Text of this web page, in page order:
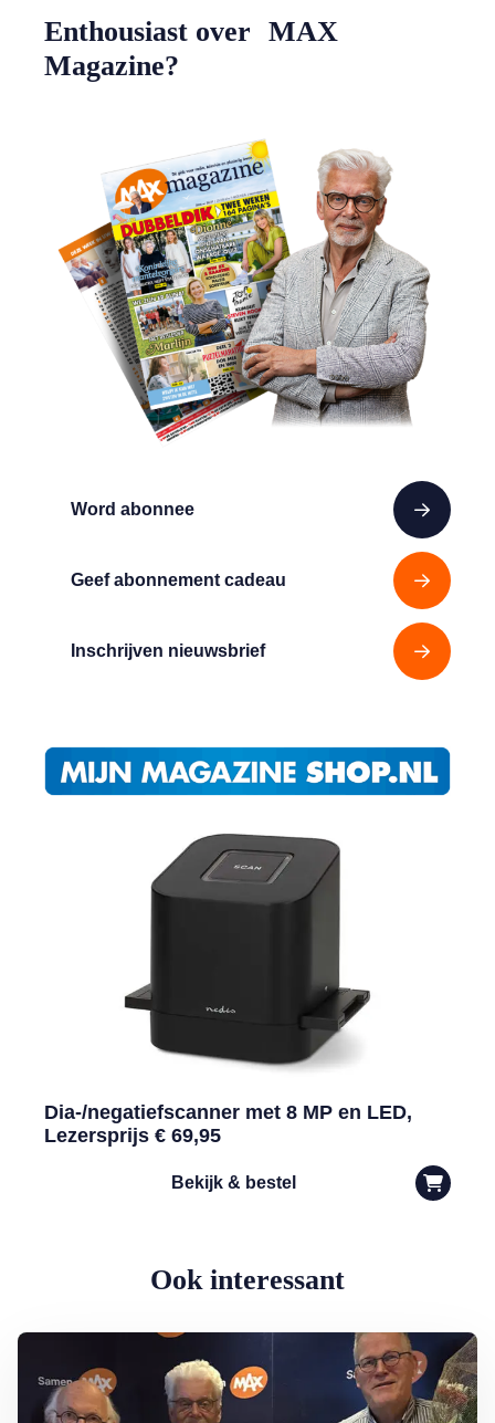
Word abonnee
Geef abonnement cadeau
Inschrijven nieuwsbrief
Enthousiast over MAX
Magazine?
Dia-/negatiefscanner met 8 MP en LED,
Lezersprijs € 69,95
Bekijk & bestel
Ook interessant
Lees meer over Armoede in Nederland: rondkomen niet